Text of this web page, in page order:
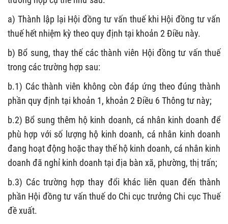
a) Thành lập lại Hội đồng tư vấn thuế khi Hội đồng tư vấn
thuế hết nhiệm kỳ theo quy định tại khoản 2 Điều này.
b) Bổ sung, thay thế các thành viên Hội đồng tư vấn thuế
trong các trường hợp sau:
b.1) Các thành viên không còn đáp ứng theo đúng thành
phần quy định tại khoản 1, khoản 2 Điều 6 Thông tư này;
b.2) Bổ sung thêm hộ kinh doanh, cá nhân kinh doanh để
phù hợp với số lượng hộ kinh doanh, cá nhân kinh doanh
đang hoạt động hoặc thay thế hộ kinh doanh, cá nhân kinh
doanh đã nghỉ kinh doanh tại địa bàn xã, phường, thị trấn;
b.3) Các trường hợp thay đổi khác liên quan đến thành
phần Hội đồng tư vấn thuế do Chi cục trưởng Chi cục Thuế
đề xuất.